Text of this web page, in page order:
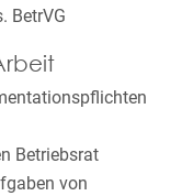
BetrVG
Betriebsrat
von